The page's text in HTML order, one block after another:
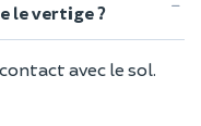
le vertige ?
avec le sol.